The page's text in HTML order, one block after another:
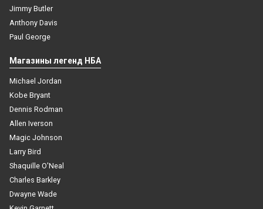
Jimmy Butler
Anthony Davis
Paul George
Магазины легенд НБА
Michael Jordan
Kobe Bryant
Dennis Rodman
Allen Iverson
Magic Johnson
Larry Bird
Shaquille O'Neal
Charles Barkley
Dwayne Wade